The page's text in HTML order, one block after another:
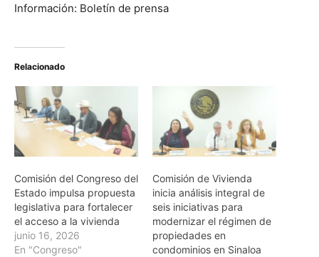
Información: Boletín de prensa
Relacionado
Comisión del Congreso del
Estado impulsa propuesta
legislativa para fortalecer
el acceso a la vivienda
junio 16, 2026
En "Congreso"
Comisión de Vivienda
inicia análisis integral de
seis iniciativas para
modernizar el régimen de
propiedades en
condominios en Sinaloa